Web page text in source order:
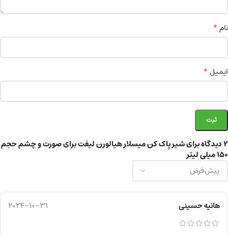
2 دیدگاه برای شیر پاک کن میسلار هیالورن لیفت برای صورت و چشم حجم
150 میلی لیتر
هانیه حسینی 2024-10-31
نام*
ایمیل*